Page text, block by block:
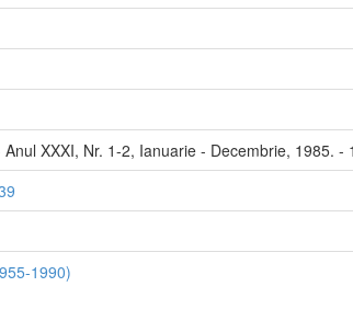
XXXI, Nr. 1-2, Ianuarie - Decembrie, 1985.
1990)